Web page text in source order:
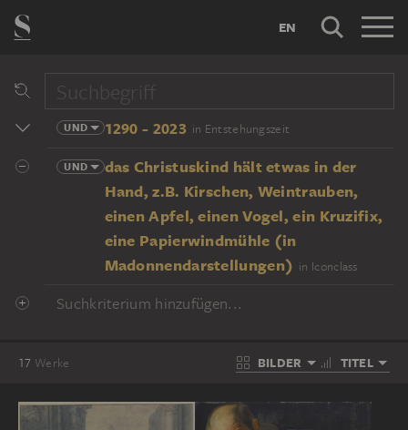
EN
UND 1290 - 2023 in Entstehungszeit
UND
das Christuskind hält etwas in der
Hand, z.B. Kirschen, Weintrauben,
einen Apfel, einen Vogel, ein Kruzifix,
eine Papierwindmühle (in
Madonnendarstellungen) in Iconclass
Suchkriterium hinzufügen...
17 Werke BILDER TITEL